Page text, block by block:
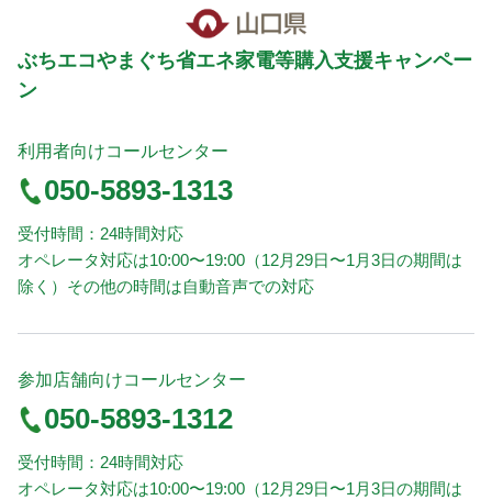
ぶちエコやまぐち省エネ家電等購入支援キャンペー
ン
利用者向けコールセンター
050-5893-1313
受付時間：24時間対応
オペレータ対応は10:00〜19:00（12月29日〜1月3日の期間は
除く）その他の時間は自動音声での対応
参加店舗向けコールセンター
050-5893-1312
受付時間：24時間対応
オペレータ対応は10:00〜19:00（12月29日〜1月3日の期間は